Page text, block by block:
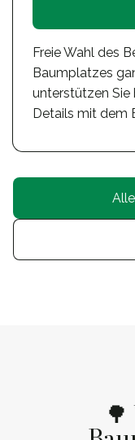
Freie Wahl des
Baumplatzes
unterstützen Sie
Details mit dem